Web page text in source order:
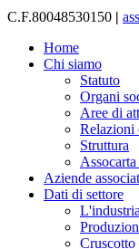
C.F.80048530150 |
Home
Chi siamo
Statuto
Organi
Aree di
Relazioni
Struttura
Aziende
Dati di settore
Cruscotto